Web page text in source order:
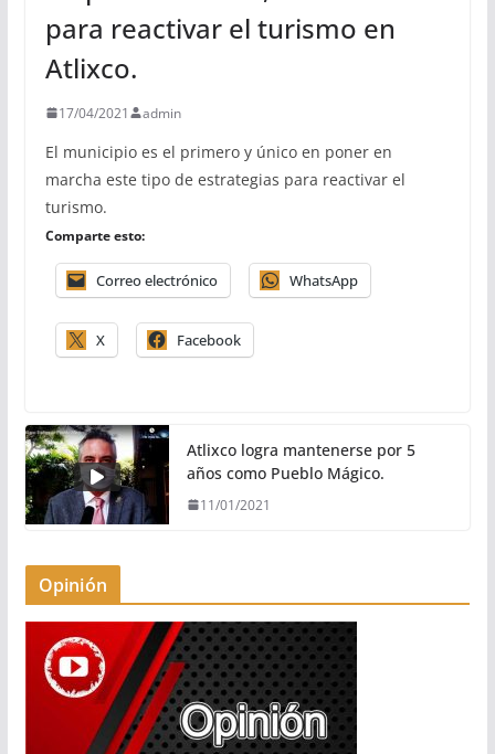
para reactivar el turismo en
Atlixco.
17/04/2021 admin
El municipio es el primero y único en poner en
marcha este tipo de estrategias para reactivar el
turismo.
Comparte esto:
Correo electrónico WhatsApp
X Facebook
Atlixco logra mantenerse por 5
años como Pueblo Mágico.
11/01/2021
Opinión